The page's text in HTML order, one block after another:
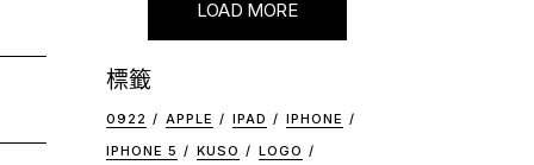
LOAD MORE
標籤
0922 APPLE IPAD
IPHONE
IPHONE 5
KUSO
LOGO